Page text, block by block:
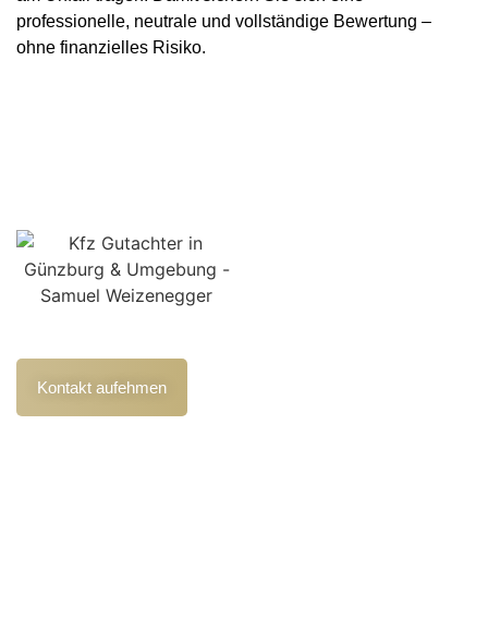
professionelle, neutrale und vollständige Bewertung –
ohne finanzielles Risiko.
Kontakt aufehmen